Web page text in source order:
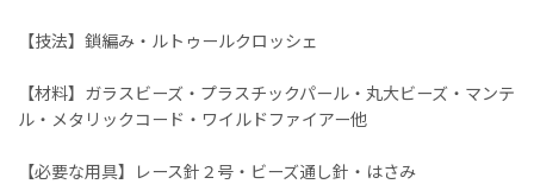
【技法】鎖編み・ルトゥールクロッシェ
【材料】ガラスビーズ・プラスチックパール・丸大ビーズ・マンテ
ル・メタリックコード・ワイルドファイアー他
【必要な用具】レース針２号・ビーズ通し針・はさみ